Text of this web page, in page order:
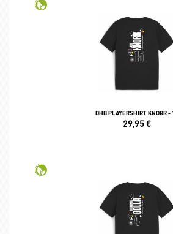
DHB PLAYERSHIRT KNORR -
29,95€